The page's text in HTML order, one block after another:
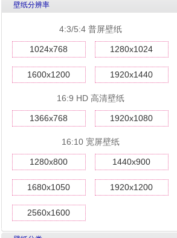
壁纸分辨率
4:3/5:4 普屏壁纸
1024x768 1280x1024
1600x1200 1920x1440
16:9 HD 高清壁纸
1366x768 1920x1080
16:10 宽屏壁纸
1280x800 1440x900
1680x1050 1920x1200
2560x1600